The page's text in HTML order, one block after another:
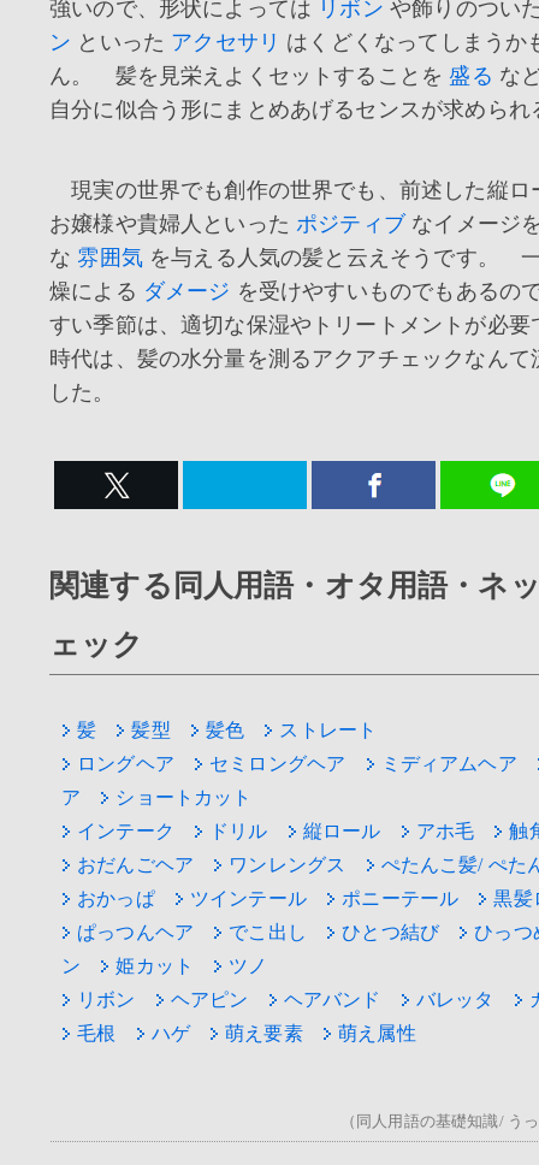
強いので、形状によっては リボン や飾りのつい
ン といった アクセサリ はくどくなってしまうか
ん。 髪を見栄えよくセットすることを盛る な
自分に似合う形にまとめあげるセンスが求められ
現実の世界でも創作の世界でも、前述した縦ロ
お嬢様や貴婦人といったポジティブ なイメージ
な 雰囲気を与える人気の髪と云えそうです。
燥による ダメージ を受けやすいものでもあるの
すい季節は、適切な保湿やトリートメントが必
時代は、髪の水分量を測るアクアチェックなんて
した。
関連する同人用語・オタ用語・ネ
ェック
髪 髪型 髪色
ストレート
ロングヘア
セミロングヘア
ミディアムヘア
ア
ショートカット
インテーク
ドリル 縦ロール アホ毛
触
おだんごヘア
ワンレングス
ぺたんこ髪/ ぺた
おかっぱ
ツインテール ポニーテール
黒髪
ぱっつんヘア
でこ出し ひとつ結び
ひっつ
ン
姫カット
ツノ
リボン
ヘアピン ヘアバンド バレッタ
毛根
ハゲ 萌え要素 萌え属性
（同人用語の基礎知識/ う